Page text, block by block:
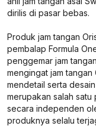
dirilis di pasar bebas.
Produk jam tangan
pembalap Formula
penggemar jam
mengingat jam
mendetail serta
merupakan salah satu
secara independen
produknya selalu